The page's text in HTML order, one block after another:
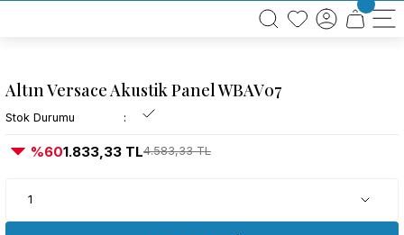
BÜTÜN ALIŞVERİŞLERİNİZDE KARGO BEDAVA!
TÜRKİYE GENELİNDE 10.000 MÜŞTERİ REFERANSI
Altın Versace Akustik Panel WBAV07
Stok Durumu
%601.833,33 TL4.583,33 TL